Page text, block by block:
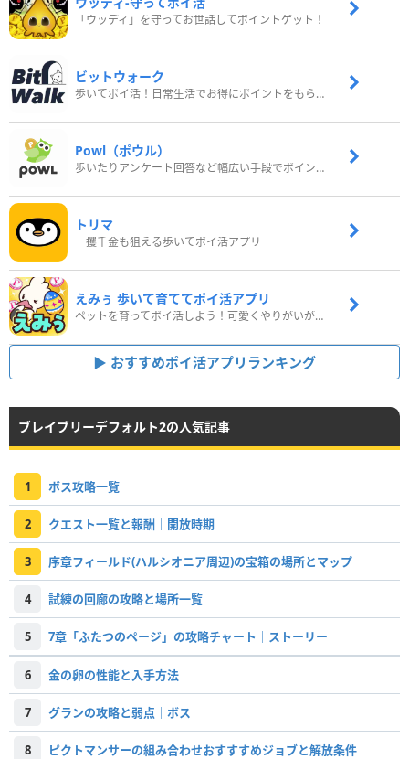
「ウッディ」を守ってお世話してポイントゲット！
ビットウォーク
歩いてポイ活！日常生活でお得にポイントをもらおう
Powl（ポウル）
歩いたりアンケート回答など幅広い手段でポイントをゲット
トリマ
一攫千金も狙える歩いてポイ活アプリ
えみぅ 歩いて育ててポイ活アプリ
ペットを育ってポイ活しよう！可愛くやりがいがある新感覚アプリ
おすすめポイ活アプリランキング
ブレイブリーデフォルト2の人気記事
1 ボス攻略一覧
2 クエスト一覧と報酬｜開放時期
3 序章フィールド(ハルシオニア周辺)の宝箱の場所とマップ
4 試練の回廊の攻略と場所一覧
5 7章「ふたつのページ」の攻略チャート｜ストーリー
6 金の卵の性能と入手方法
7 グランの攻略と弱点｜ボス
8 ピクトマンサーの組み合わせおすすすめジョブと解放条件